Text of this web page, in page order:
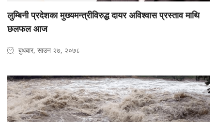
लुम्बिनी प्रदेशका मुख्यमन्त्रीविरुद्ध दायर अविश्वास प्रस्ताव माथि
छलफल आज
बुधबार, साउन २७, २०७८